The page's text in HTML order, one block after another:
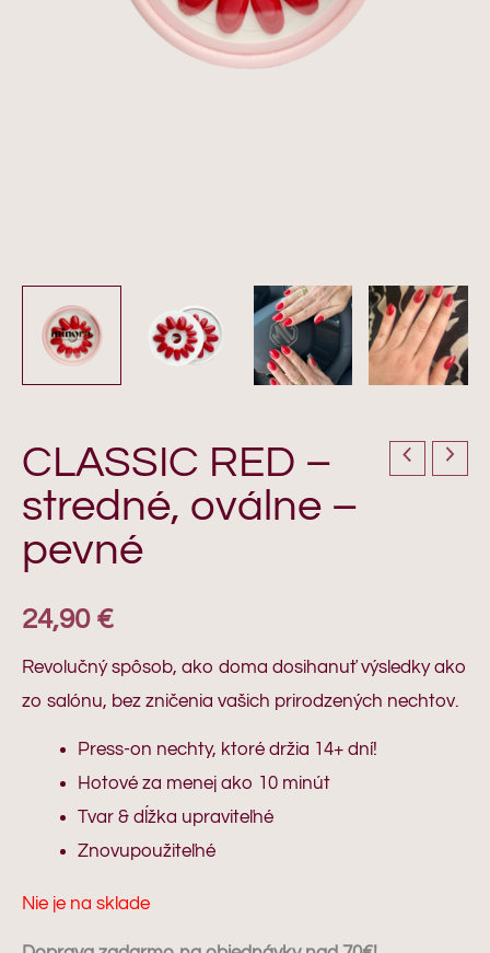
CLASSIC RED –
stredné, oválne –
pevné
24,90 €
Revolučný spôsob, ako doma dosihanuť výsledky ako
zo salónu, bez zničenia vašich prirodzených nechtov.
Press-on nechty, ktoré držia 14+ dní!
Hotové za menej ako 10 minút
Tvar & dĺžka upraviteľné
Znovupoužiteľné
Nie je na sklade